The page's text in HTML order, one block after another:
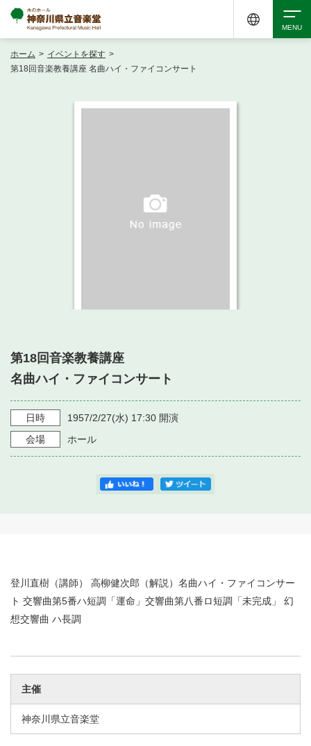
・ フロアマップ
・ よくある質問
・ 空き状況
・ 利用料金
・ 音楽堂のご案内
・ フロアマップ
・ 芸術参与
神奈川県立音楽堂
SNS
ホーム > イベントを探す >
第18回音楽教養講座 名曲ハイ・ファイコンサート
第18回音楽教養講座
名曲ハイ・ファイコンサート
日時 1957/2/27(水) 17:30 開演
会場
ホール
登川直樹（講師） 高柳健次郎（解説）名曲ハイ・ファイコンサー
ト 交響曲第5番ハ短調「運命」交響曲第八番ロ短調「未完成」 幻
想交響曲 ハ長調
主催
神奈川県立音楽堂